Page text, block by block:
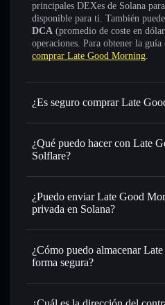
principales DEXes de Solana
disponible para ti. También
DCA (promedio de coste en
operaciones. Para obtener la
comprar Late Good Morning.
¿Es seguro comprar Late
Late Good Morning no está
¿Qué puedo hacer con Late
Solflare?
Late Good Morning
Intercambiar al instante :
USDC o miles de otros tokens
tu precio objetivo para LGM
Utilizar DCA
largo del tiempo
Enviar de forma privada
:
¿Puedo enviar Late Good
privada en Solana?
¿Cómo puedo almacenar
forma segura?